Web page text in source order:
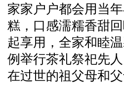
家家户户都会用当
糕，口感濡糯香甜
起享用，全家和睦
例举行茶礼祭祀先
在过世的祖父母和